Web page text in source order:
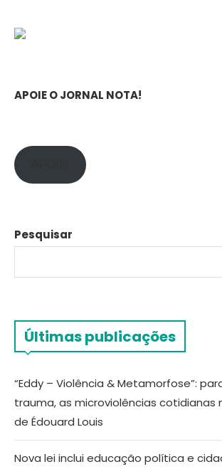
APOIE O JORNAL NOTA!
Pesquisar
Últimas publicações
“Eddy – Violência & Metamorfose”:
trauma, as microviolências cotidianas
de Édouard Louis
Nova lei inclui educação política e